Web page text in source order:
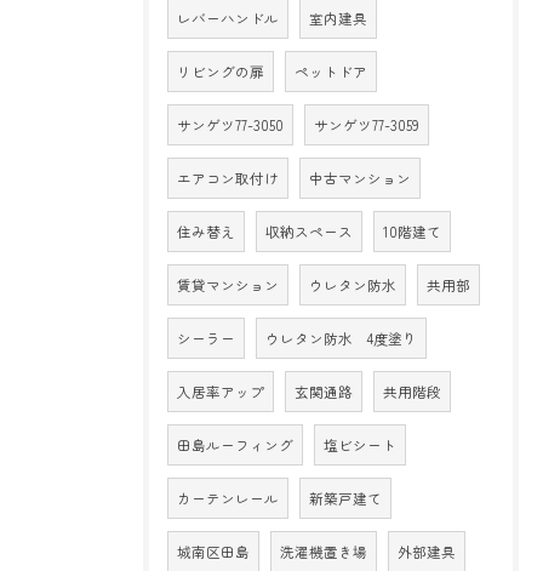
レバーハンドル 室内建具
リビングの扉 ペットドア
サンゲツ77-3050 サンゲツ77-3059
エアコン取付け 中古マンション
住み替え 収納スペース 10階建て
賃貸マンション ウレタン防水 共用部
シーラー ウレタン防水 4度塗り
入居率アップ 玄関通路 共用階段
田島ルーフィング 塩ビシート
カーテンレール 新築戸建て
城南区田島 洗濯機置き場 外部建具